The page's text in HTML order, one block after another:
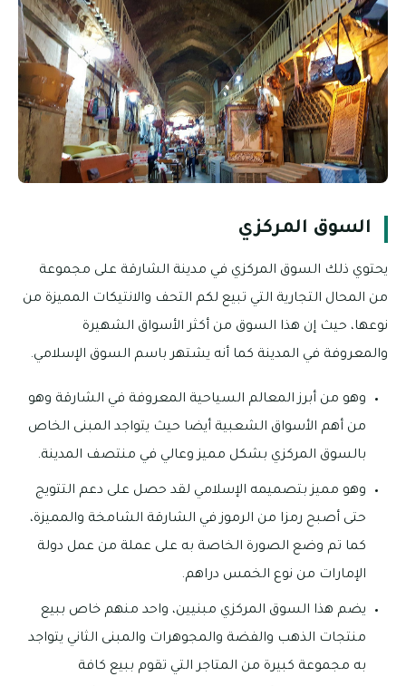
السوق المركزي
يحتوي ذلك السوق المركزي في مدينة الشارقة على مجموعة
من المحال التجارية التي تبيع لكم التحف والانتيكات المميزة من
نوعها، حيث إن هذا السوق من أكثر الأسواق الشهيرة
والمعروفة في المدينة كما أنه يشتهر باسم السوق الإسلامي.
وهو من أبرز المعالم السياحية المعروفة في الشارقة وهو
من أهم الأسواق الشعبية أيضا حيث يتواجد المبنى الخاص
بالسوق المركزي بشكل مميز وعالي في منتصف المدينة.
وهو مميز بتصميمه الإسلامي لقد حصل على دعم التتويج
حتى أصبح رمزا من الرموز في الشارقة الشامخة والمميزة،
كما تم وضع الصورة الخاصة به على عملة من عمل دولة
الإمارات من نوع الخمس دراهم.
يضم هذا السوق المركزي مبنيين، واحد منهم خاص ببيع
منتجات الذهب والفضة والمجوهرات والمبنى الثاني يتواجد
به مجموعة كبيرة من المتاجر التي تقوم ببيع كافة